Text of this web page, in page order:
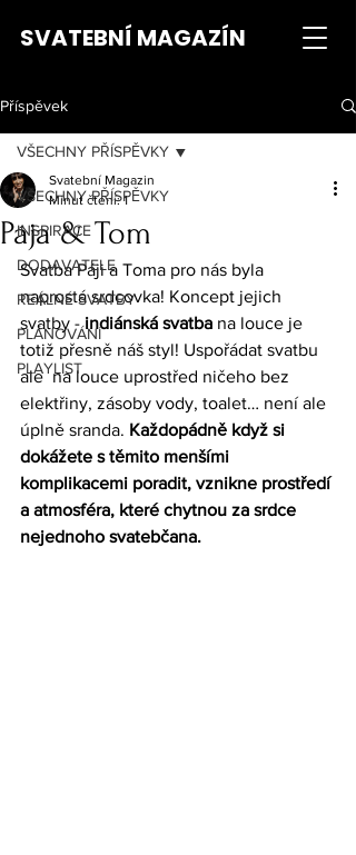
SVATEBNÍ MAGAZÍN
Příspěvek
VŠECHNY PŘÍSPĚVKY
INSPIRACE
DODAVATELE
REÁLNÉ SVATBY
PLÁNOVÁNÍ
PLAYLIST
VŠECHNY PŘÍSPĚVKY
Pája & Tom
Svatební Magazin
Minut čtení: 1
Svatba Páji a Toma pro nás byla
naprostá srdcovka! Koncept jejich
svatby - indiánská svatba na louce je
totiž přesně náš styl! Uspořádat svatbu
ale  na louce uprostřed ničeho bez
elektřiny, zásoby vody, toalet… není ale
úplně sranda. Každopádně když si
dokážete s těmito menšími
komplikacemi poradit, vznikne prostředí
a atmosféra, které chytnou za srdce
nejednoho svatebčana.